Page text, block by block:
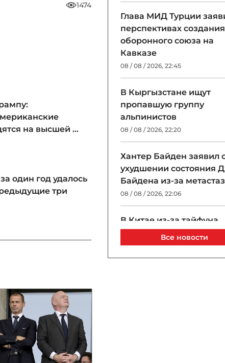
1474
на высшей ...
один год удалось
три
Глава МИД Турции
перспективах создания
оборонного союза на
Кавказе
08 / 08 / 2026, 22:45
В Кыргызстане ищут
пропавшую группу
альпинистов
08 / 08 / 2026, 22:20
Хантер Байден заявил
ухудшении состояния
Байдена из-за
08 / 08 / 2026, 22:06
В Китае из-за тайфуна
«Долфин»
свыше 420 тысяч
08 / 08 / 2026, 21:40
Все новости